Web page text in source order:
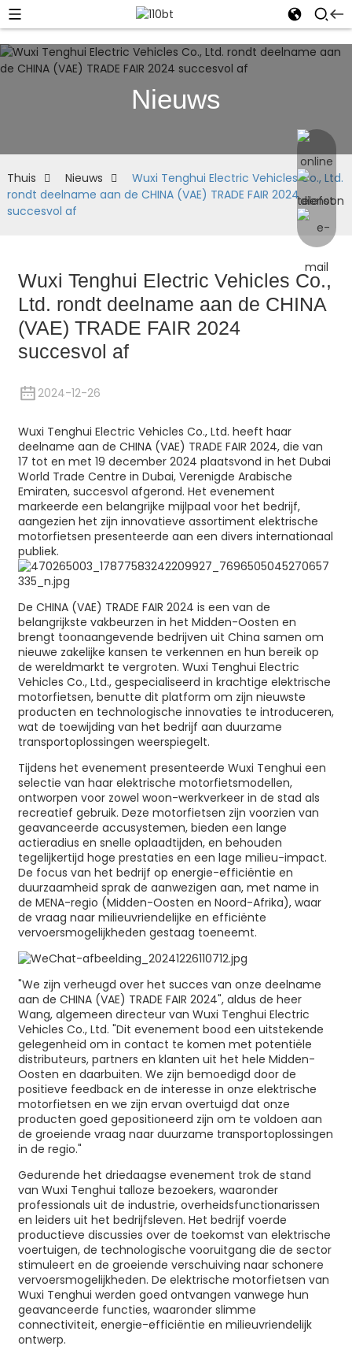
Nieuws
Thuis Nieuws
Wuxi Tenghui Electric Vehicles Co., Ltd.
rondt deelname aan de CHINA (VAE) TRADE FAIR 2024
succesvol af
Wuxi Tenghui Electric Vehicles Co.,
Ltd. rondt deelname aan de CHINA
(VAE) TRADE FAIR 2024
succesvol af
2024-12-26
Wuxi Tenghui Electric Vehicles Co., Ltd. heeft haar
deelname aan de CHINA (VAE) TRADE FAIR 2024, die van
17 tot en met 19 december 2024 plaatsvond in het Dubai
World Trade Centre in Dubai, Verenigde Arabische
Emiraten, succesvol afgerond. Het evenement
markeerde een belangrijke mijlpaal voor het bedrijf,
aangezien het zijn innovatieve assortiment elektrische
motorfietsen presenteerde aan een divers internationaal
publiek.
De CHINA (VAE) TRADE FAIR 2024 is een van de
belangrijkste vakbeurzen in het Midden-Oosten en
brengt toonaangevende bedrijven uit China samen om
nieuwe zakelijke kansen te verkennen en hun bereik op
de wereldmarkt te vergroten. Wuxi Tenghui Electric
Vehicles Co., Ltd., gespecialiseerd in krachtige elektrische
motorfietsen, benutte dit platform om zijn nieuwste
producten en technologische innovaties te introduceren,
wat de toewijding van het bedrijf aan duurzame
transportoplossingen weerspiegelt.
Tijdens het evenement presenteerde Wuxi Tenghui een
selectie van haar elektrische motorfietsmodellen,
ontworpen voor zowel woon-werkverkeer in de stad als
recreatief gebruik. Deze motorfietsen zijn voorzien van
geavanceerde accusystemen, bieden een lange
actieradius en snelle oplaadtijden, en behouden
tegelijkertijd hoge prestaties en een lage milieu-impact.
De focus van het bedrijf op energie-efficiëntie en
duurzaamheid sprak de aanwezigen aan, met name in
de MENA-regio (Midden-Oosten en Noord-Afrika), waar
de vraag naar milieuvriendelijke en efficiënte
vervoersmogelijkheden gestaag toeneemt.
"We zijn verheugd over het succes van onze deelname
aan de CHINA (VAE) TRADE FAIR 2024", aldus de heer
Wang, algemeen directeur van Wuxi Tenghui Electric
Vehicles Co., Ltd. "Dit evenement bood een uitstekende
gelegenheid om in contact te komen met potentiële
distributeurs, partners en klanten uit het hele Midden-
Oosten en daarbuiten. We zijn bemoedigd door de
positieve feedback en de interesse in onze elektrische
motorfietsen en we zijn ervan overtuigd dat onze
producten goed gepositioneerd zijn om te voldoen aan
de groeiende vraag naar duurzame transportoplossingen
in de regio."
Gedurende het driedaagse evenement trok de stand
van Wuxi Tenghui talloze bezoekers, waaronder
professionals uit de industrie, overheidsfunctionarissen
en leiders uit het bedrijfsleven. Het bedrijf voerde
productieve discussies over de toekomst van elektrische
voertuigen, de technologische vooruitgang die de sector
stimuleert en de groeiende verschuiving naar schonere
vervoersmogelijkheden. De elektrische motorfietsen van
Wuxi Tenghui werden goed ontvangen vanwege hun
geavanceerde functies, waaronder slimme
connectiviteit, energie-efficiëntie en milieuvriendelijk
ontwerp.